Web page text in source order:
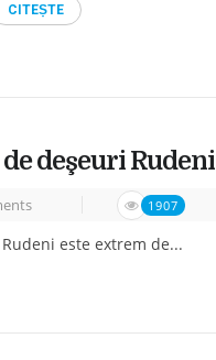
CITEṢTE
deşeuri Rudeni
1907
este extrem de...